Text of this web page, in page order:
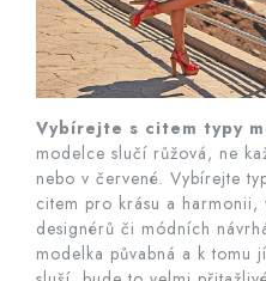
Vybírejte s citem typy
modelce slučí růžová, ne
nebo v červené. Vybírejte
citem pro krásu a harmonii,
designérů či módních
modelka půvabná a k tomu